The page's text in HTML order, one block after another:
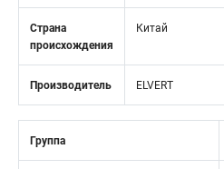
Страна
происхождения
Китай
Производитель ELVERT
Группа